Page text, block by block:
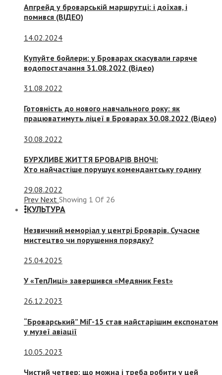
Апгрейд у броварській маршрутці: і доїхав, і
помився (ВІДЕО)
14.02.2024
Купуйте бойлери: у Броварах скасували гаряче
водопостачання 31.08.2022 (Відео)
31.08.2022
Готовність до нового навчального року: як
працюватимуть ліцеї в Броварах 30.08.2022 (Відео)
30.08.2022
БУРХЛИВЕ ЖИТТЯ БРОВАРІВ ВНОЧІ:
Хто найчастіше порушує комендантську годину
29.08.2022
Prev Next Showing 1 Of 26
КУЛЬТУРА
Незвичний меморіал у центрі Броварів. Сучасне
мистецтво чи порушення порядку?
25.04.2025
У «ТепЛиці» завершився «Медяник Fest»
26.12.2023
“Броварський” МіГ-15 став найстарішим експонатом
у музеї авіації
10.05.2023
Чистий четвер: що можна і треба робити у цей